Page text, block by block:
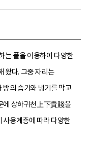
는 풀을 이용하여 다양한
왔다. 그중 자리는
방의 습기와 냉기를 막고
에 상하귀천上下貴賤을
사용계층에 따라 다양한